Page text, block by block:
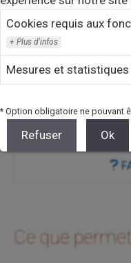
Password
Ce que
Cookies requis aux
Plus d'infos
Mesures et
* Option obligatoire ne pouvant
Refuser Ok